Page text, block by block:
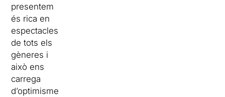
presentem
és rica en
espectacles
de tots els
gèneres i
això ens
carrega
d’optimisme